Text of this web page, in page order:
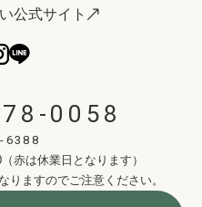
公式サイト
0058
6388
赤は休業日となります）
りますのでご注意ください。